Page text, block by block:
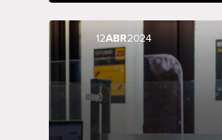
12ABR2024
12ABR2024